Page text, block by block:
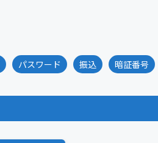
パスワード 振込 暗証番号